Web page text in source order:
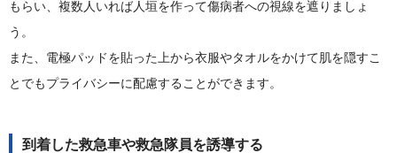
もらい、複数人いれば人垣を作って傷病者への視線を遮りましょ
う。
また、電極パッドを貼った上から衣服やタオルをかけて肌を隠すこ
とでもプライバシーに配慮することができます。
到着した救急車や救急隊員を誘導する